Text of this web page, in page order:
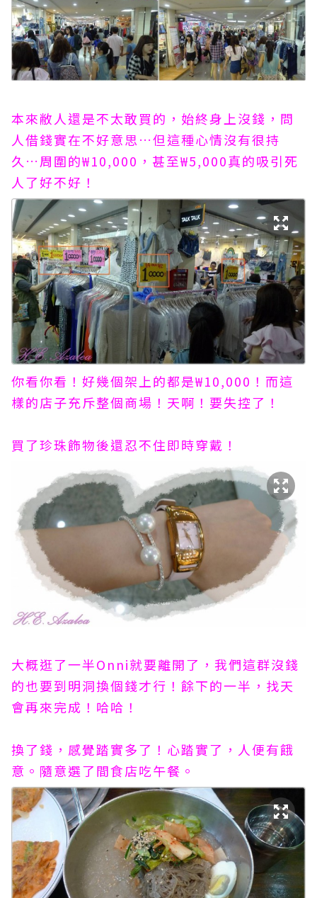
本來敝人還是不太敢買的，始終身上沒錢，問
人借錢實在不好意思…但這種心情沒有很持
久…周圍的₩10,000，甚至₩5,000真的吸引死
人了好不好！
你看你看！好幾個架上的都是₩10,000！而這
樣的店子充斥整個商場！天啊！要失控了！
買了珍珠飾物後還忍不住即時穿戴！
大概逛了一半Onni就要離開了，我們這群沒錢
的也要到明洞換個錢才行！餘下的一半，找天
會再來完成！哈哈！
換了錢，感覺踏實多了！心踏實了，人便有餓
意。隨意選了間食店吃午餐。